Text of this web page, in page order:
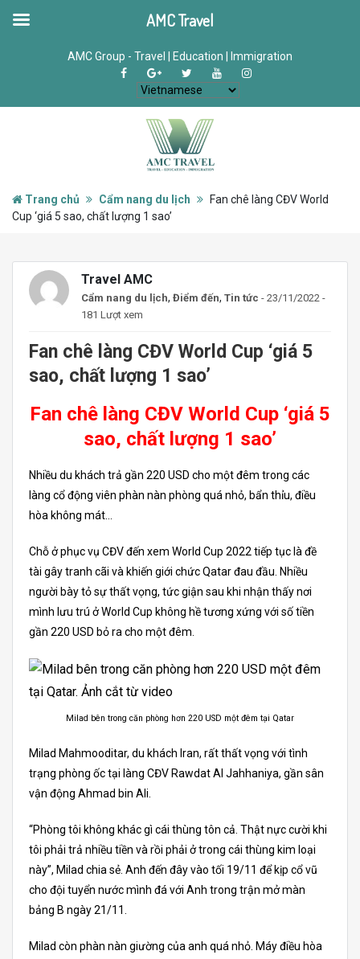
AMC Group - Travel | Education | Immigration
Trang chủ Cẩm nang du lịch
Fan chê làng CĐV World
Cup ‘giá 5 sao, chất lượng 1 sao’
Travel AMC
Cẩm nang du lịch, Điểm đến, Tin tức - 23/11/2022 -
181 Lượt xem
Fan chê làng CĐV World Cup ‘giá 5
sao, chất lượng 1 sao’
Fan chê làng CĐV World Cup ‘giá 5
sao, chất lượng 1 sao’
Nhiều du khách trả gần 220 USD cho một đêm trong các
làng cổ động viên phàn nàn phòng quá nhỏ, bẩn thỉu, điều
hòa không mát…
Chỗ ở phục vụ CĐV đến xem World Cup 2022 tiếp tục là đề
tài gây tranh cãi và khiến giới chức Qatar đau đầu. Nhiều
người bày tỏ sự thất vọng, tức giận sau khi nhận thấy nơi
mình lưu trú ở World Cup không hề tương xứng với số tiền
gần 220 USD bỏ ra cho một đêm.
Milad bên trong căn phòng hơn 220 USD một đêm tại Qatar
Milad Mahmooditar, du khách Iran, rất thất vọng với tình
trạng phòng ốc tại làng CĐV Rawdat Al Jahhaniya, gần sân
vận động Ahmad bin Ali.
“Phòng tôi không khác gì cái thùng tôn cả. Thật nực cười khi
tôi phải trả nhiều tiền và rồi phải ở trong cái thùng kim loại
này”, Milad chia sẻ. Anh đến đây vào tối 19/11 để kịp cổ vũ
cho đội tuyển nước mình đá với Anh trong trận mở màn
bảng B ngày 21/11.
Milad còn phàn nàn giường của anh quá nhỏ. Máy điều hòa
AMC Travel